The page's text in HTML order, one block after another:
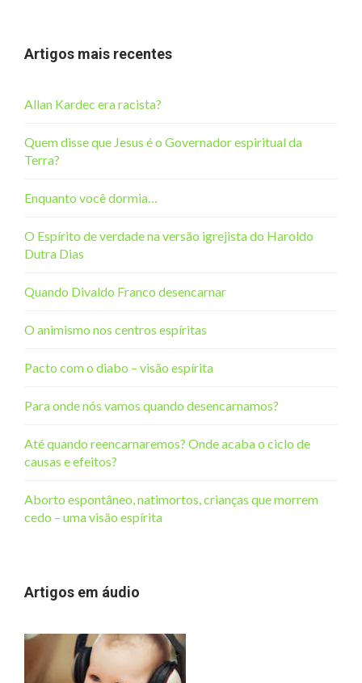
Artigos mais recentes
Allan Kardec era racista?
Quem disse que Jesus é o Governador espiritual da
Terra?
Enquanto você dormia…
O Espírito de verdade na versão igrejista do Haroldo
Dutra Dias
Quando Divaldo Franco desencarnar
O animismo nos centros espíritas
Pacto com o diabo – visão espírita
Para onde nós vamos quando desencarnamos?
Até quando reencarnaremos? Onde acaba o ciclo de
causas e efeitos?
Aborto espontâneo, natimortos, crianças que morrem
cedo – uma visão espírita
Artigos em áudio